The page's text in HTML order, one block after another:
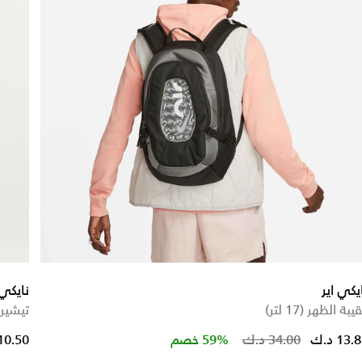
اير
الظهر (17 لتر)
Price
34.00 د.ك د.ك 59% خصم
10.50